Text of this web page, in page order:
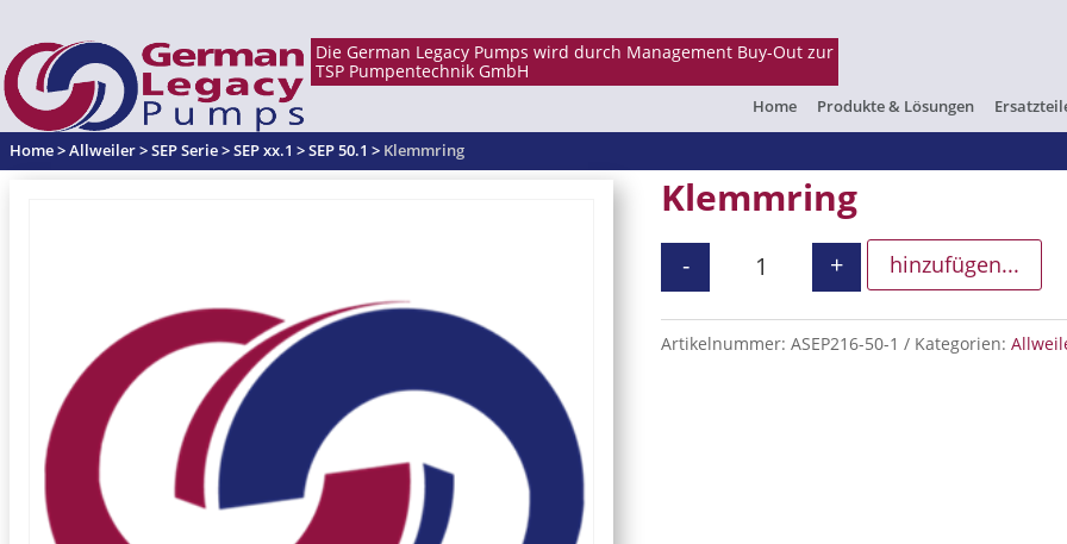
Home Produkte & Lösungen
Home>Allweiler>SEP Serie>SEP xx.1 >SEP 50.1 > Klemmring
Klemmring
Klemmring Menge
- + hinzufügen...
Artikelnummer:ASEP216-50-1 Kategorien: